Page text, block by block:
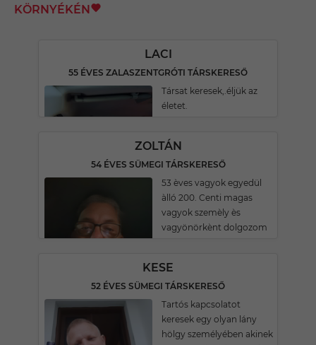
KÖRNYÉKÉN
LACI
55 ÉVES ZALASZENTGRÓTI TÁRSKERESŐ
Társat keresek,.éljük az
életet.
ZOLTÁN
54 ÉVES SÜMEGI TÁRSKERESŐ
53 èves vagyok egyedül
àlló 200. Centi magas
vagyok szemèly ès
vagyönörkènt dolgozom
KESE
52 ÉVES SÜMEGI TÁRSKERESŐ
Tartós kapcsolatot
keresek egy olyan lány
hölgy személyében akinek